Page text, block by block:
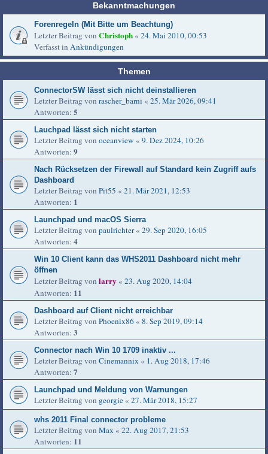
Bekanntmachungen
Forenregeln (Mit Bitte um Beachtung)
Letzter Beitrag von Christoph « 24. Mai 2010, 00:53
Verfasst in Ankündigungen
Themen
ConnectorSW lässt sich nicht deinstallieren
Letzter Beitrag von rascher_barni « 25. Mär 2026, 09:41
Antworten: 5
Lauchpad lässt sich nicht starten
Letzter Beitrag von oceanview « 9. Dez 2024, 10:26
Antworten: 9
Nach Rücksetzen der Firewall auf Standard kein Zugriff aufs
Dashboard
Letzter Beitrag von Pit55 « 21. Mär 2021, 12:53
Antworten: 1
Launchpad und macOS Sierra
Letzter Beitrag von paulrichter« 29. Sep 2020, 16:05
Antworten: 4
Win 10 Client kann das WHS2011 Dashboard nicht mehr
öffnen
Letzter Beitrag von larry « 23. Aug 2020, 14:04
Antworten: 11
Dashboard auf Client nicht erreichbar
Letzter Beitrag von Phoenix86 « 8. Sep 2019, 09:14
Antworten: 3
Connector nach Win 10 1709 inaktiv ...
Letzter Beitrag von Cinemannix « 1. Aug 2018, 17:46
Antworten: 7
Launchpad und Meldung von Warnungen
Letzter Beitrag von georgie « 27. Mär 2018, 15:27
whs 2011 Final connector probleme
Letzter Beitrag von Max « 22. Aug 2017, 21:53
Antworten: 11